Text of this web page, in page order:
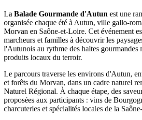
La Balade Gourmande d'Autun est une
organisée chaque été à Autun, ville gallo-
Morvan en Saône-et-Loire. Cet événement
marcheurs et familles à découvrir les
l'Autunois au rythme des haltes gourmandes
produits locaux du terroir.
Le parcours traverse les environs d'Autun,
et forêts du Morvan, dans un cadre naturel
Naturel Régional. À chaque étape, des
proposées aux participants : vins de
charcuteries et spécialités locales de la